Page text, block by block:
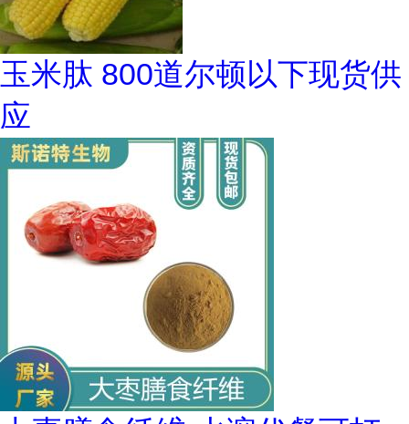
玉米肽 800道尔顿以下现货供
应